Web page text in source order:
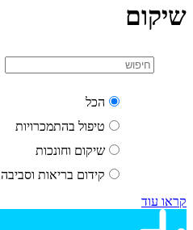
שיקום
הכל
טיפול בהתמכרויות
שיקום וחונכות
קידום בריאות וסביבה
קראו עוד